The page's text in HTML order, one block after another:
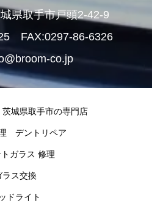
県取手市戸頭2-42-9
FAX:0297-86-6326
co.jp
城県取手市の専門店
デントリペア
ガラス 修理
ラス交換
ドライト